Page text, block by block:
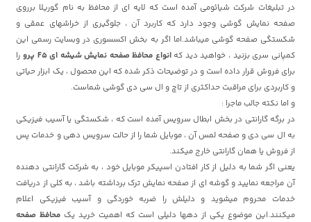
در تبلیغات شرکت شیائومی آمده است که لایه ای از محافظ به نام گوریلا برروی
صفحه نمایش گوشی وجود دارد که کاربرد آن ، جلوگیری از خراشهای عمقی و
شکستگی صفحه گوشی میباشد.اما اگر به بخش اکسسوری در وبسایت رسمی این
کمپانی سری بزنید ، خواهید دید کهانواع محافظ صفحه نمایش شیشه ای F5 پرو
را
برای فروش قرار داده است و در توضیحات ذکر شده که این محصول ، یک ابزار حیاتی
و کاربردی برای مراقبت حداکثری از تاچ و ال سی دی گوشی شماست.
و اما نکته جالب ماجرا :
در برگه گارانتی در بخش ابطال سرویس آمده است که ، شکستگی یا آسیب فیزیکی
به ال سی دی و صفحه لمس آن ، موبایل شما را از حالت سرویس دهی و خدمات پس
از فروش یا همان گارانتی خارج میکند.
یعنی اگر شما به دلیل از کار افتادن اسپیکر موبایل خود ، به شرکت گارانتی دهنده
آن مراجعه نمایید و گوشه ای از صفحه نمایش ترک برداشته باشد ، به کلی از دریافت
خدمات محروم میشوید و دلیلش را ضربه خوردگی و آسیب فیزیکی اعلام
میکنند.این موضوع یکی از دهها دلیلی است که اهمیت خرید یک محافظ صفحه